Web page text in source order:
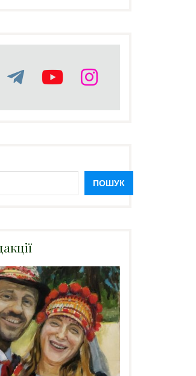
ПОШУК